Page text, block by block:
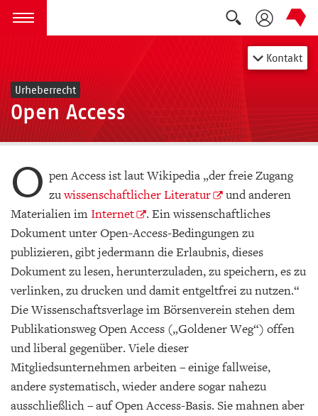
zum Inhalt springen
Menü öffnen
Suche
Kontakt
Urheberrecht
Open Access
O pen Access ist laut Wikipedia „der freie Zugang
zuwissenschaftlicher Literatur
und anderen
Materialien imInternet
. Ein wissenschaftliches
Dokument unter Open-Access-Bedingungen zu
publizieren, gibt jedermann die Erlaubnis, dieses
Dokument zu lesen, herunterzuladen, zu speichern, es zu
verlinken, zu drucken und damit entgeltfrei zu nutzen.“ ​​​​​​
Die Wissenschaftsverlage im Börsenverein stehen dem
Publikationsweg Open Access („Goldener Weg“) offen
und liberal gegenüber. Viele dieser
Mitgliedsunternehmen arbeiten – einige fallweise,
andere systematisch, wieder andere sogar nahezu
ausschließlich – auf Open Access-Basis. Sie mahnen aber